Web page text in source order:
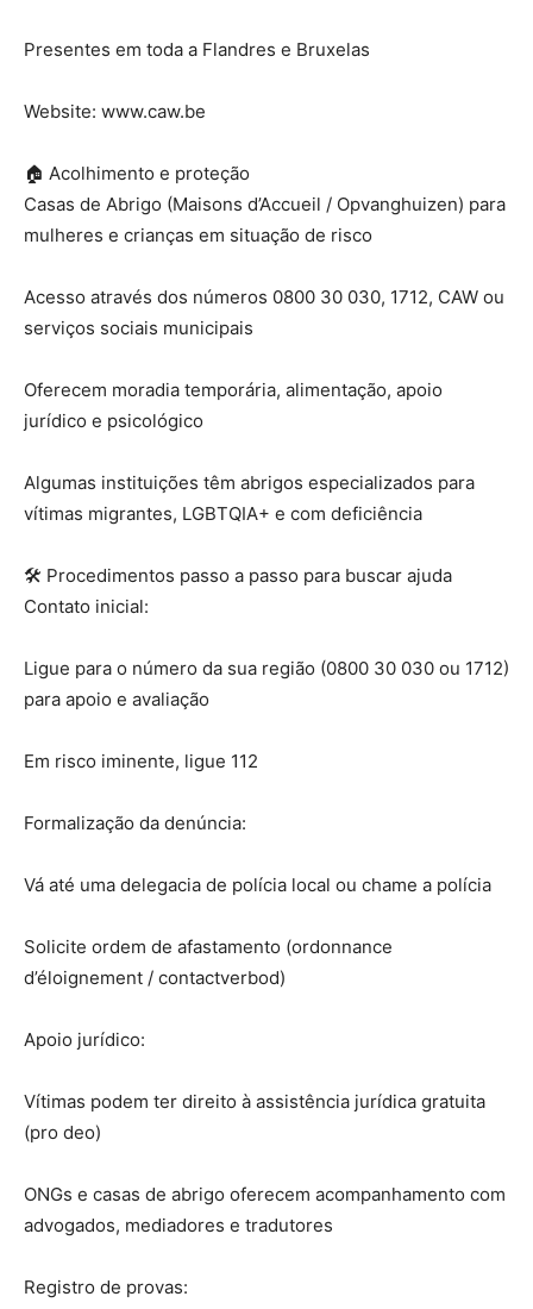
I WANT IN
Presentes em toda a Flandres e Bruxelas
Website: www.caw.be
🏠 Acolhimento e proteção
Casas de Abrigo (Maisons d’Accueil / Opvanghuizen) para
mulheres e crianças em situação de risco
Acesso através dos números 0800 30 030, 1712, CAW ou
serviços sociais municipais
Oferecem moradia temporária, alimentação, apoio
jurídico e psicológico
Algumas instituições têm abrigos especializados para
vítimas migrantes, LGBTQIA+ e com deficiência
🛠 Procedimentos passo a passo para buscar ajuda
Contato inicial:
Ligue para o número da sua região (0800 30 030 ou 1712)
para apoio e avaliação
Em risco iminente, ligue 112
Formalização da denúncia:
Vá até uma delegacia de polícia local ou chame a polícia
Solicite ordem de afastamento (ordonnance
d’éloignement / contactverbod)
Apoio jurídico:
Vítimas podem ter direito à assistência jurídica gratuita
(pro deo)
ONGs e casas de abrigo oferecem acompanhamento com
advogados, mediadores e tradutores
Registro de provas: